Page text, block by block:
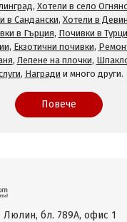
, Хотели в село
в Сандански, Хотели в Девин
в Гърция, Почивки в
, Екзотични почивки,
, Лепене на плочки,
, Награди и много други.
Повече
Люлин, бл. 789А, офис 1